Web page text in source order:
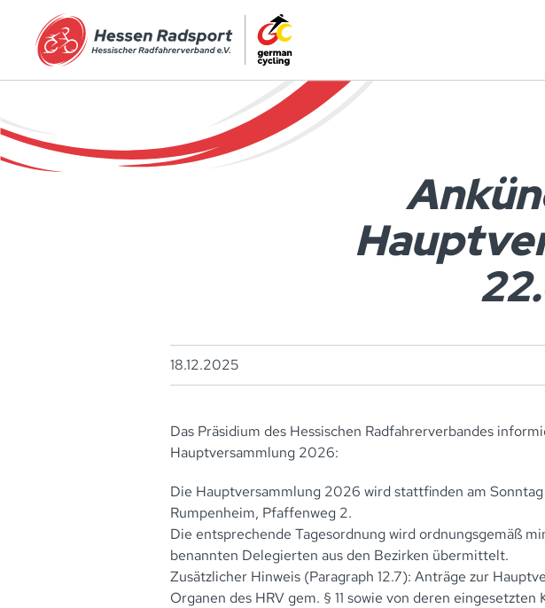
Zum Hauptinhalt springen
18.12.2025
Das Präsidium des Hessischen Radfahrerverbandes
Hauptversammlung 2026:
Die Hauptversammlung 2026 wird stattfinden am
Rumpenheim, Pfaffenweg 2.
Die entsprechende Tagesordnung wird ordnungsgemäß
benannten Delegierten aus den Bezirken übermittelt.
Zusätzlicher Hinweis (Paragraph 12.7): Anträge zur
Organen des HRV gem. § 11 sowie von deren